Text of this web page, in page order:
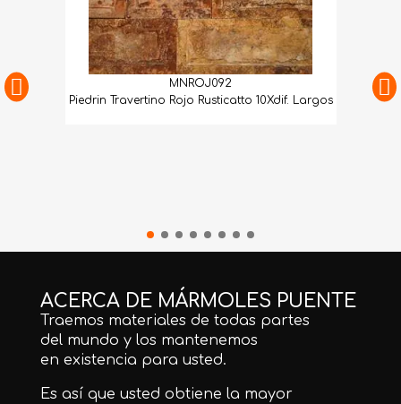
MNROJ092
Piedrin Travertino Rojo Rusticatto 10Xdif. Largos
ACERCA DE MÁRMOLES PUENTE
Traemos materiales de todas partes
del mundo y los mantenemos
en existencia para usted.
Es así que usted obtiene la mayor